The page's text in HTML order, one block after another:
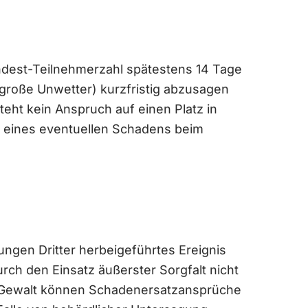
Teilnehmerzahl spätestens 14 Tage
Unwetter) kurzfristig abzusagen
kein Anspruch auf einen Platz in
eventuellen Schadens beim
Dritter herbeigeführtes Ereignis
den Einsatz äußerster Sorgfalt nicht
können Schadenersatzansprüche